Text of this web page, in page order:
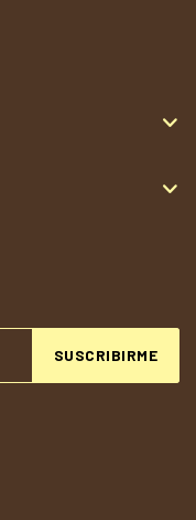
SUSCRIBIRME